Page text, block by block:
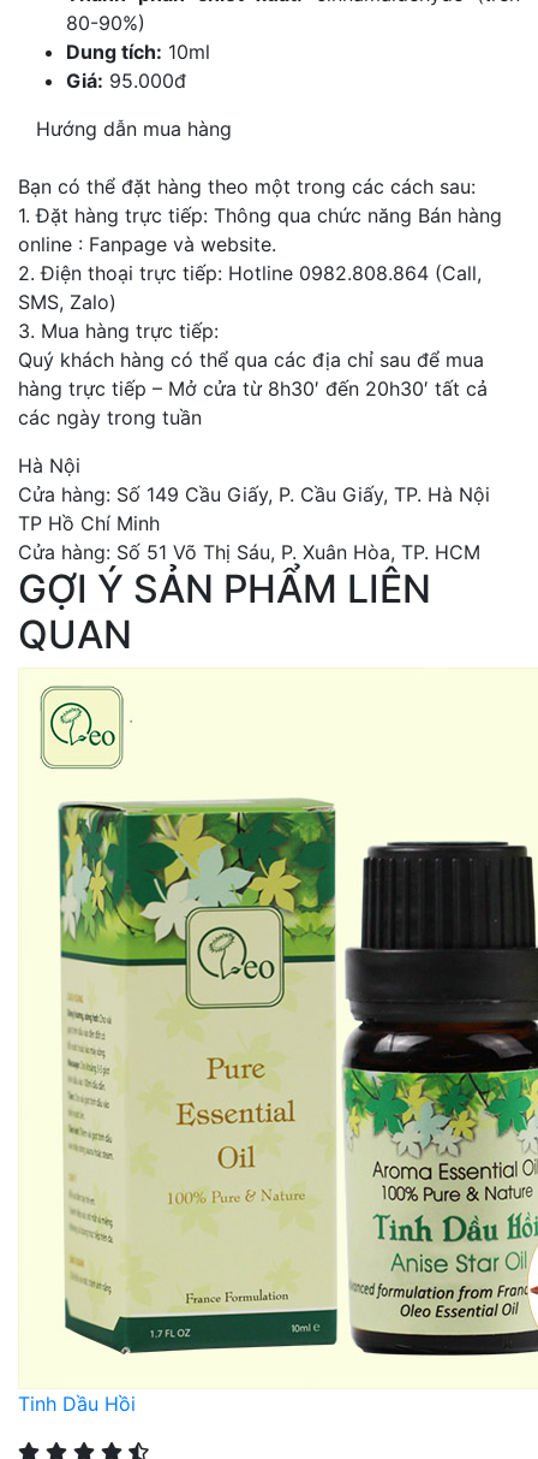
80-90%)
Dung tích: 10ml
Giá: 95.000đ
Hướng dẫn mua hàng
Bạn có thể đặt hàng theo một trong các cách sau:
1. Đặt hàng trực tiếp: Thông qua chức năng Bán hàng
online : Fanpage và website.
2. Điện thoại trực tiếp: Hotline 0982.808.864 (Call,
SMS, Zalo)
3. Mua hàng trực tiếp:
Quý khách hàng có thể qua các địa chỉ sau để mua
hàng trực tiếp – Mở cửa từ 8h30′ đến 20h30′ tất cả
các ngày trong tuần
Hà Nội
Cửa hàng: Số 149 Cầu Giấy, P. Cầu Giấy, TP. Hà Nội
TP Hồ Chí Minh
Cửa hàng: Số 51 Võ Thị Sáu, P. Xuân Hòa, TP. HCM
GỢI Ý SẢN PHẨM LIÊN
QUAN
Tinh Dầu Hồi